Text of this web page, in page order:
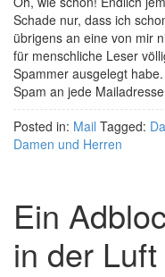
Schade nur, dass ich
übrigens an eine von mir
für menschliche Leser
Spammer ausgelegt
Spam an jede
Posted in: Mail Tagged:
Damen und Herren
Ein
in der Luft